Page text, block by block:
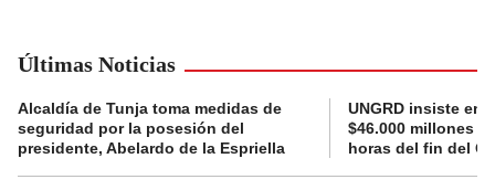
Últimas Noticias
Alcaldía de Tunja toma medidas de
seguridad por la posesión del
presidente, Abelardo de la Espriella
UNGRD insiste en
$46.000 millones
horas del fin del